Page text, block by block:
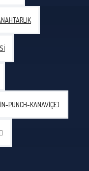
BABY Benekli Bebe İpi
BABY Benekli Bebe İpi
BABY Benekli Bebe İpi
PUNCH-KANAVIÇE)